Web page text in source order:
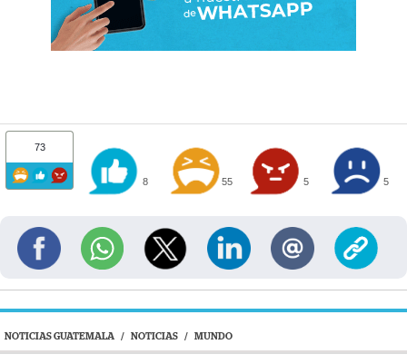
73
8 55 5 5
NOTICIAS GUATEMALA / NOTICIAS / MUNDO